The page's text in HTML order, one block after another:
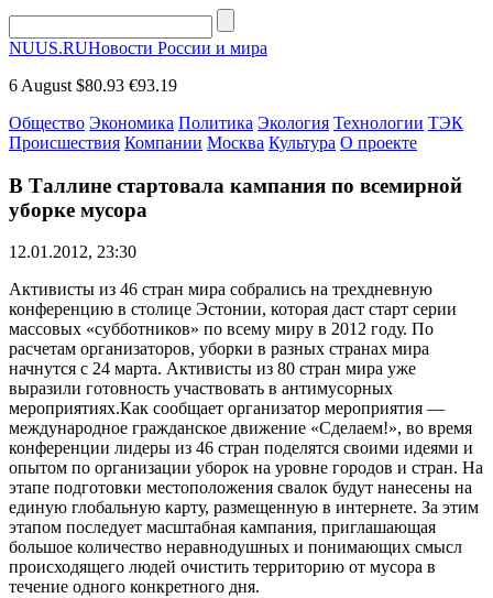
NUUS.RUНовости России и мира
6 August $80.93 €93.19
Общество Экономика Политика Экология Технологии ТЭК
Происшествия Компании Москва Культура О проекте
В Таллине стартовала кампания по всемирной
уборке мусора
12.01.2012, 23:30
Активисты из 46 стран мира собрались на трехдневную
конференцию в столице Эстонии, которая даст старт серии
массовых «субботников» по всему миру в 2012 году. По
расчетам организаторов, уборки в разных странах мира
начнутся с 24 марта. Активисты из 80 стран мира уже
выразили готовность участвовать в антимусорных
мероприятиях.Как сообщает организатор мероприятия —
международное гражданское движение «Сделаем!», во время
конференции лидеры из 46 стран поделятся своими идеями и
опытом по организации уборок на уровне городов и стран. На
этапе подготовки местоположения свалок будут нанесены на
единую глобальную карту, размещенную в интернете. За этим
этапом последует масштабная кампания, приглашающая
большое количество неравнодушных и понимающих смысл
происходящего людей очистить территорию от мусора в
течение одного конкретного дня.